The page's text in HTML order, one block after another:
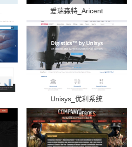
爱瑞森特_Aricent
Unisys_优利系统